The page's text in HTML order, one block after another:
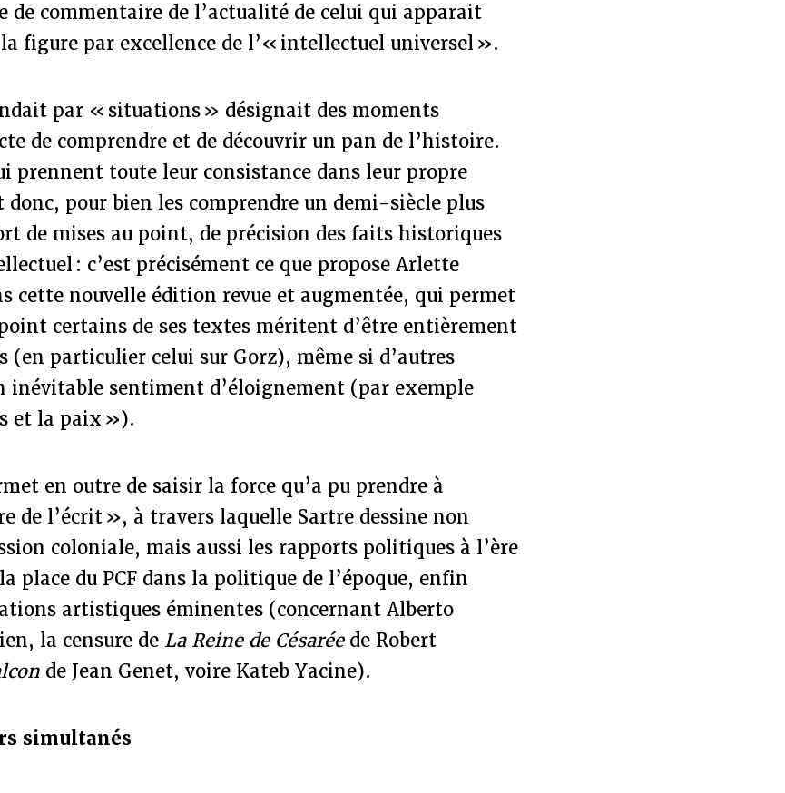
de commentaire de l’actualité de celui qui apparait
figure par excellence de l’« intellectuel universel ».
par « situations » désignait des moments
de comprendre et de découvrir un pan de l’histoire.
prennent toute leur consistance dans leur propre
pour bien les comprendre un demi-siècle plus
de mises au point, de précision des faits historiques
: c’est précisément ce que propose Arlette
cette nouvelle édition revue et augmentée, qui permet
certains de ses textes méritent d’être entièrement
(en particulier celui sur Gorz), même si d’autres
sentiment d’éloignement (par exemple
et la paix »).
en outre de saisir la force qu’a pu prendre à
de l’écrit », à travers laquelle Sartre dessine non
coloniale, mais aussi les rapports politiques à l’ère
place du PCF dans la politique de l’époque, enfin
artistiques éminentes (concernant Alberto
la censure de La Reine de Césaréede Robert
de Jean Genet, voire Kateb Yacine).
simultanés